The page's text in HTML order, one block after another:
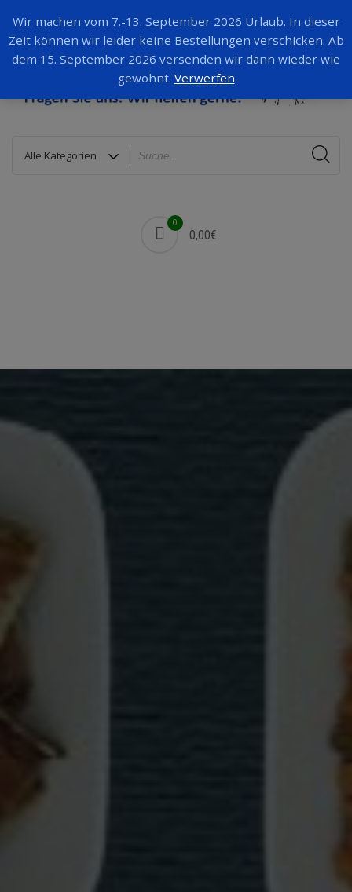
0
0,00€
Wir machen vom 7.-13. September 2026 Urlaub. In dieser
Zeit können wir leider keine Bestellungen verschicken. Ab
dem 15. September 2026 versenden wir dann wieder wie
gewohnt. Verwerfen